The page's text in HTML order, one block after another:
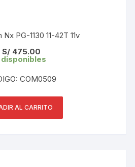
Nx PG-1130 11-42T 11v
S/475.00
disponibles
COM0509
AL CARRITO